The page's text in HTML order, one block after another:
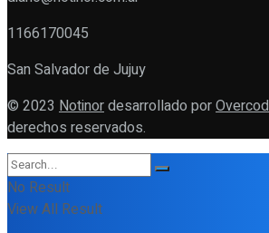
1166170045
San Salvador de Jujuy
© 2023 Notinordesarrollado porOvercod
derechos reservados.
No Result
View All Result